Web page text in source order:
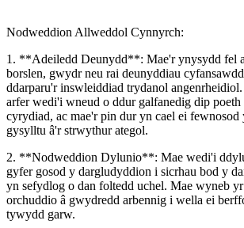
Nodweddion Allweddol Cynnyrch:
1. **Adeiledd Deunydd**: Mae'r ynysydd fel
borslen, gwydr neu rai deunyddiau
ddarparu'r inswleiddiad trydanol
arfer wedi'i wneud o ddur galfanedig dip
cyrydiad, ac mae'r pin dur yn cael ei
gysylltu â'r strwythur ategol.
2. **Nodweddion Dylunio**: Mae wedi'i
gyfer gosod y dargludyddion i sicrhau bod y
yn sefydlog o dan foltedd uchel. Mae wyneb
orchuddio â gwydredd arbennig i wella ei
tywydd garw.